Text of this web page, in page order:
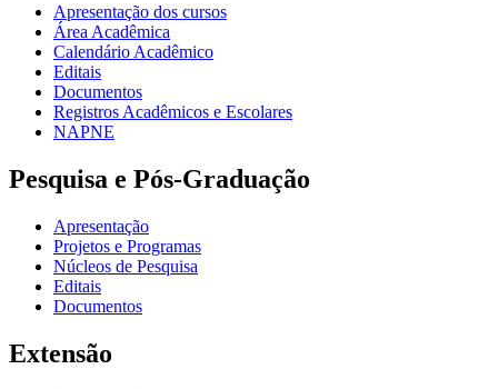
Apresentação dos cursos
Área Acadêmica
Calendário Acadêmico
Editais
Documentos
Registros Acadêmicos e Escolares
NAPNE
Pesquisa e Pós-Graduação
Apresentação
Projetos e Programas
Núcleos de Pesquisa
Editais
Documentos
Extensão